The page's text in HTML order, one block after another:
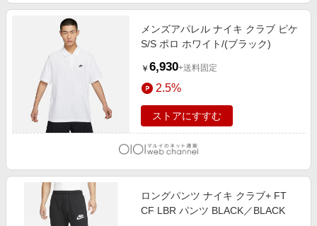
メンズアパレル ナイキ クラブ ピケ
S/S ポロ ホワイト/(ブラック)
￥ 6,930+送料固定
2.5%
ストアにすすむ
ロングパンツ ナイキ クラブ+ FT
CF LBR パンツ BLACK／BLACK